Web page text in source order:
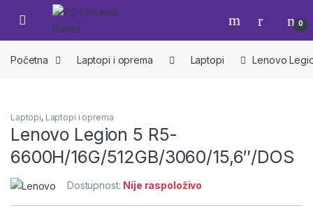
Skip to navigation
Skip to content
Open 0
Početna Laptopi i oprema Laptopi Lenovo
Laptopi, Laptopi i oprema
Lenovo Legion 5 R5-
6600H/16G/512GB/3060/15,6″/DOS
Dostupnost: Nije raspoloživo